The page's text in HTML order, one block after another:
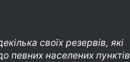
своїх резервів, які
певних населених пунктів